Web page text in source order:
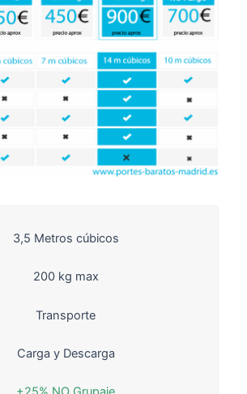
3,5 Metros cúbicos
200 kg max
Transporte
Carga y Descarga